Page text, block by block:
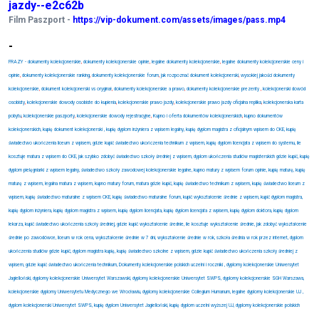
jazdy--e2c62b
Film Paszport - https://vip-dokument.com/assets/images/pass.mp4
-
FRAZY - dokumenty kolekcjonerskie, dokumenty kolekcjonerskie opinie, legalne dokumenty kolekcjonerskie, legalne dokumenty kolekcjonerskie ceny i
opinie, dokumenty kolekcjonerskie ranking, dokumenty kolekcjonerskie forum, jak rozpoznać dokument kolekcjonerski, wysokiej jakości dokumenty
kolekcjonerskie, dokument kolekcjonerski vs oryginał, dokumenty kolekcjonerskie a prawo, dokumenty kolekcjonerskie prezenty , kolekcjonerski dowód
osobisty, kolekcjonerskie dowody osobiste do kupienia, kolekcjonerskie prawo jazdy, kolekcjonerskie prawo jazdy oficjalna replika, kolekcjonerska karta
pobytu, kolekcjonerskie paszporty, kolekcjonerskie dowody rejestracyjne, Kupno i oferta dokumentów kolekcjonerskich, kupno dokumentów
kolekcjonerskich, kupię dokument kolekcjonerski , kupię dyplom inżyniera z wpisem legalny, kupię dyplom magistra z oficjalnym wpisem do CKE, kupię
świadectwo ukończenia liceum z wpisem, gdzie kupić świadectwo ukończenia technikum z wpisem, kupię dyplom licencjata z wpisem do systemu, ile
kosztuje matura z wpisem do CKE, jak szybko zdobyć świadectwo szkoły średniej z wpisem, dyplom ukończenia studiów magisterskich gdzie kupić, kupię
dyplom pielęgniarki z wpisem legalny, świadectwo szkoły zawodowej kolekcjonerskie legalne, kupno matury z wpisem forum opinie, kupię maturę, kupię
maturę z wpisem, legalna matura z wpisem, kupno matury forum, matura gdzie kupić, kupię świadectwo technikum z wpisem, kupię świadectwo liceum z
wpisem, kupię świadectwo maturalne z wpisem CKE, kupię świadectwo maturalne forum, kupić wykształcenie średnie z wpisem, kupić dyplom magistra,
kupię dyplom inżyniera, kupię dyplom magistra z wpisem, kupię dyplom licencjata, kupię dyplom licencjata z wpisem, kupię dyplom doktora, kupię dyplom
lekarza, kupić świadectwo ukończenia szkoły średniej, gdzie kupić wykształcenie średnie, ile kosztuje wykształcenie średnie, jak zdobyć wykształcenie
średnie po zawodówce, liceum w rok cena, wykształcenie średnie w 7 dni, wykształcenie średnie w rok, szkoła średnia w rok przez internet, dyplom
ukończenia studiów gdzie kupić, dyplom magistra kupię, kupię świadectwo szkolne z wpisem, gdzie kupić świadectwo ukończenia szkoły średniej z
wpisem, gdzie kupić świadectwo ukończenia technikum, Dokumenty kolekcjonerskie polskich uczelni i roczniki , dyplomy kolekcjonerskie Uniwersytet
Jagielloński, dyplomy kolekcjonerskie Uniwersytet Warszawski, dyplomy kolekcjonerskie Uniwersytet SWPS, dyplomy kolekcjonerskie SGH Warszawa,
kolekcjonerskie dyplomy Uniwersytetu Medycznego we Wrocławiu, dyplomy kolekcjonerskie Collegium Humanum, legalne dyplomy kolekcjonerskie UJ ,
dyplom kolekcjonerski Uniwersytet SWPS, kupię dyplom Uniwersytet Jagielloński, kupię dyplom uczelni wyższej UJ, dyplomy kolekcjonerskie polskich